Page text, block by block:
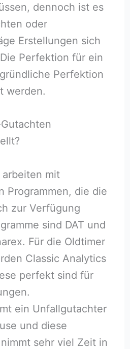
dennoch ist es
oder
Erstellungen sich
Perfektion für ein
Perfektion
werden.
mit
Programmen, die die
zur Verfügung
sind DAT und
Für die Oldtimer
Classic Analytics
perfekt sind für
ein Unfallgutachter
und diese
sehr viel Zeit in